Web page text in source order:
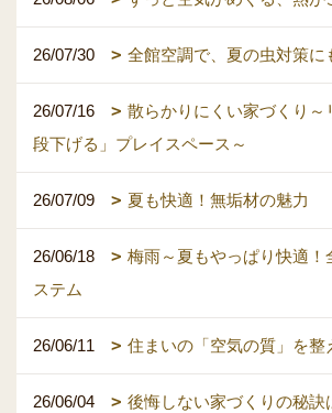
26/07/30 全館空調で、夏の虫対策に
26/07/16
散らかりにくい家づくり～
段下げる」プレイスペース～
26/07/09 夏も快適！無垢材の魅力
26/06/18
梅雨～夏もやっぱり快適！
ステム
26/06/11 住まいの「空気の質」を整
26/06/04
後悔しない家づくりの秘訣